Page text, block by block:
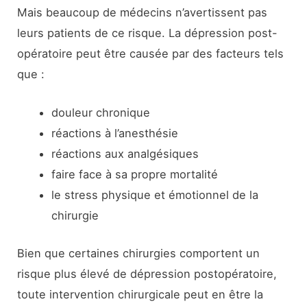
Mais beaucoup de médecins n’avertissent pas
leurs patients de ce risque. La dépression post-
opératoire peut être causée par des facteurs tels
que :
douleur chronique
réactions à l’anesthésie
réactions aux analgésiques
faire face à sa propre mortalité
le stress physique et émotionnel de la
chirurgie
Bien que certaines chirurgies comportent un
risque plus élevé de dépression postopératoire,
toute intervention chirurgicale peut en être la